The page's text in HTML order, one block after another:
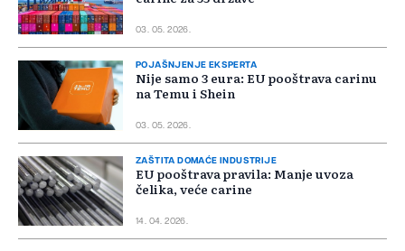
03. 05. 2026.
POJAŠNJENJE EKSPERTA
Nije samo 3 eura: EU pooštrava carinu
na Temu i Shein
03. 05. 2026.
ZAŠTITA DOMAĆE INDUSTRIJE
EU pooštrava pravila: Manje uvoza
čelika, veće carine
14. 04. 2026.